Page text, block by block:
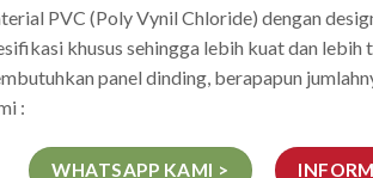
PVC (Poly Vynil Chloride) dengan
khusus sehingga lebih kuat dan lebih
panel dinding, berapapun
:
WHATSAPP KAMI >